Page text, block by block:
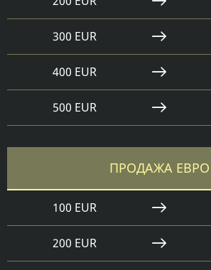
300 EUR
400 EUR
500 EUR
ПРОДАЖА ЕВРО
100 EUR
200 EUR